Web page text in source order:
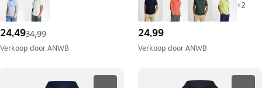
24,4934,99
Verkoop doorANWB
+2
24,99
Verkoop doorANWB